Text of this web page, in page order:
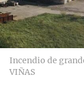
Incendio de
VIÑAS